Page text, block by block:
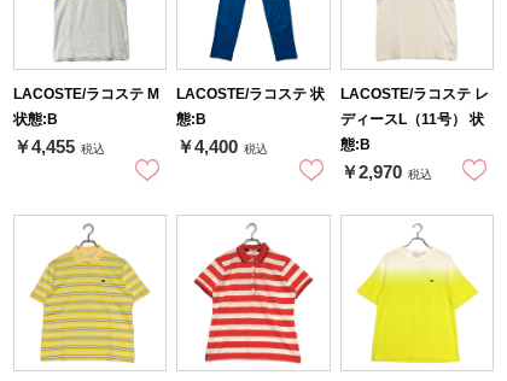
LACOSTE/ラコステ M
状態:B
￥4,455 税込
LACOSTE/ラコステ 状
態:B
￥4,400 税込
LACOSTE/ラコステ レ
ディースL（11号） 状
態:B
￥2,970 税込